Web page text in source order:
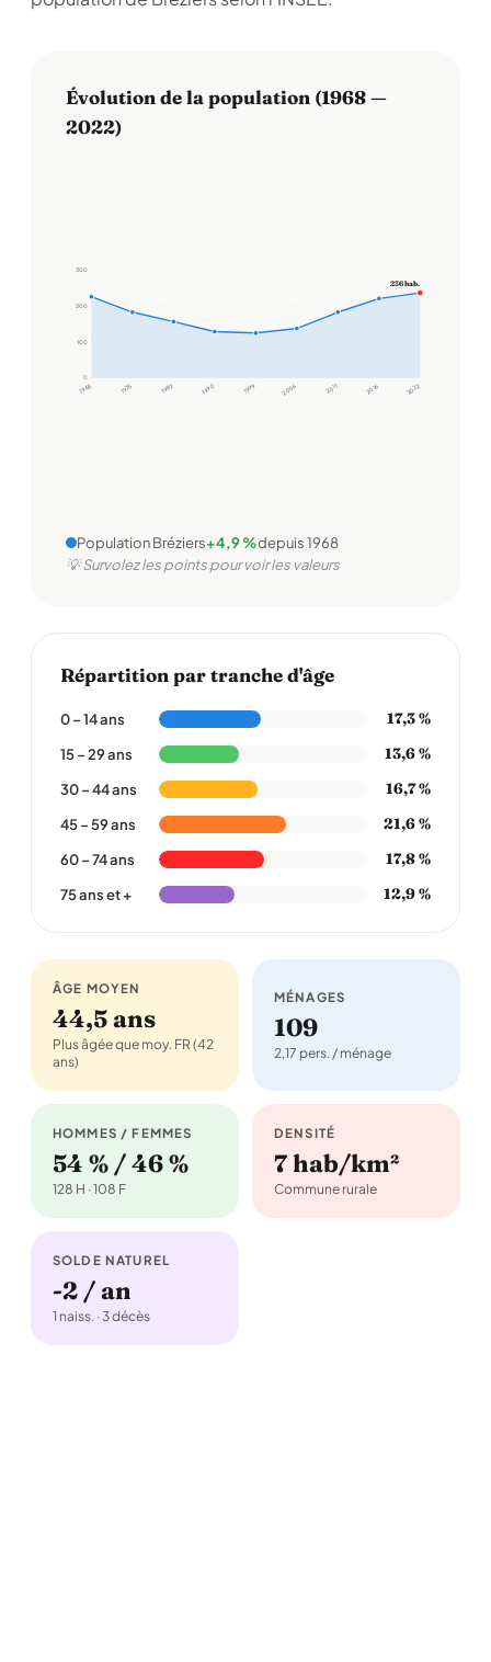
Évolution de la population (1968 —
2022)
0
100
200
300
1968 1975 1982 1990 1999 2006 2011 2016 2022
236 hab.
Population Bréziers+4,9 %depuis 1968
💡 Survolez les points pour voir les valeurs
Répartition par tranche d'âge
0 – 14 ans 17,3 %
15 – 29 ans 13,6 %
30 – 44 ans 16,7 %
45 – 59 ans 21,6 %
60 – 74 ans 17,8 %
75 ans et + 12,9 %
ÂGE MOYEN
44,5 ans
Plus âgée que moy. FR (42
ans)
MÉNAGES
109
2,17 pers. / ménage
HOMMES / FEMMES
54 % / 46 %
128 H · 108 F
DENSITÉ
7 hab/km²
Commune rurale
SOLDE NATUREL
-2 / an
1 naiss. · 3 décès